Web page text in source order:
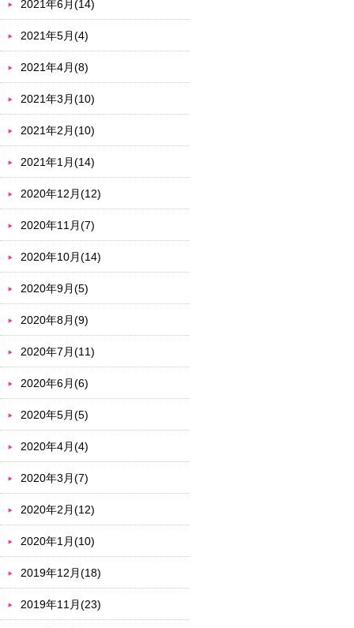
2021年6月(14)
2021年5月(4)
2021年4月(8)
2021年3月(10)
2021年2月(10)
2021年1月(14)
2020年12月(12)
2020年11月(7)
2020年10月(14)
2020年9月(5)
2020年8月(9)
2020年7月(11)
2020年6月(6)
2020年5月(5)
2020年4月(4)
2020年3月(7)
2020年2月(12)
2020年1月(10)
2019年12月(18)
2019年11月(23)